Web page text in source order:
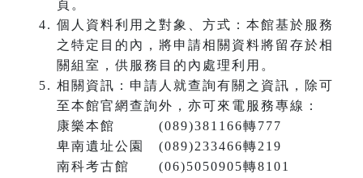
頁。
個人資料利用之對象、方式：本館基於服務
之特定目的內，將申請相關資料將留存於相
關組室，供服務目的內處理利用。
相關資訊：申請人就查詢有關之資訊，除可
至本館官網查詢外，亦可來電服務專線：
康樂本館 (089)381166轉777
卑南遺址公園 (089)233466轉219
南科考古館 (06)5050905轉8101